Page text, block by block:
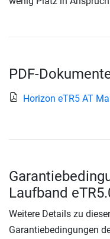
PDF-
Horizon eTR5 AT
Laufband
Weitere Details zu
Garantiebedingungen